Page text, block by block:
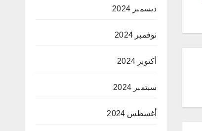
ديسمبر 2024
نوفمبر 2024
أكتوبر 2024
سبتمبر 2024
أغسطس 2024